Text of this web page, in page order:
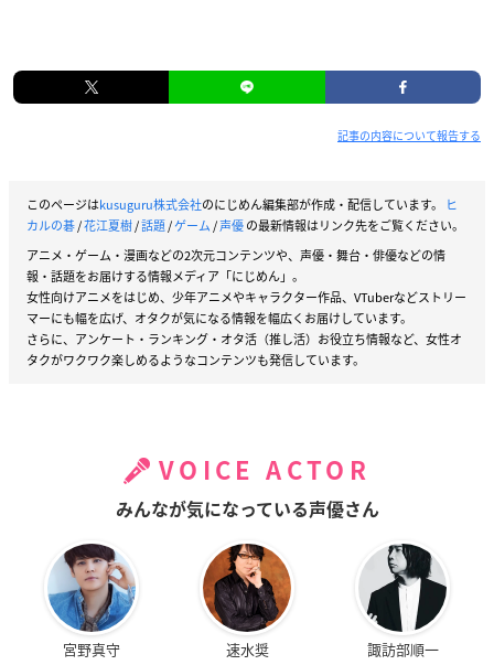
記事の内容について報告する
このページはkusuguru株式会社のにじめん編集部が作成・配信しています。
ヒ
カルの碁/花江夏樹/話題/ゲーム/声優の最新情報はリンク先をご覧ください。
アニメ・ゲーム・漫画などの2次元コンテンツや、声優・舞台・俳優などの情
報・話題をお届けする情報メディア「にじめん」。
女性向けアニメをはじめ、少年アニメやキャラクター作品、VTuberなどストリー
マーにも幅を広げ、オタクが気になる情報を幅広くお届けしています。
さらに、アンケート・ランキング・オタ活（推し活）お役立ち情報など、女性オ
タクがワクワク楽しめるようなコンテンツも発信しています。
VOICE ACTOR
みんなが気になっている声優さん
宮野真守 速水奨 諏訪部順一